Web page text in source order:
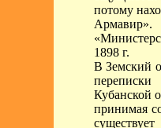
потому
Армавир».
1898 г.
В Земский
Кубанской
принимая